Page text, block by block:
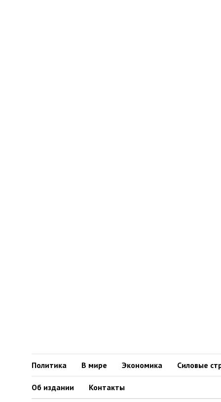
Политика В мире Экономика Силовые
Об издании Контакты